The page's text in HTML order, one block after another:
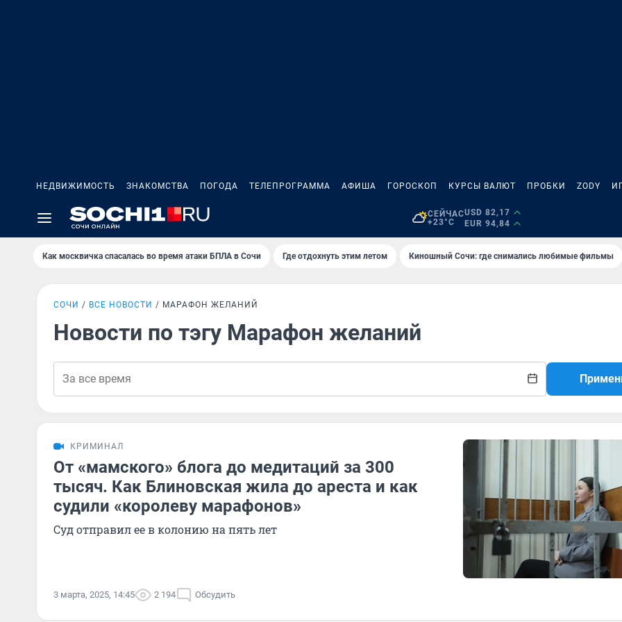
НЕДВИЖИМОСТЬ ЗНАКОМСТВА ПОГОДА ТЕЛЕПРОГРАММА АФИША ГОРОСКОП КУРСЫ ВАЛЮТ ПРОБКИ ZODY
СЕЙЧАС
+23°C
USD 82,17
EUR 94,84
Как москвичка спасалась во время атаки БПЛА в Сочи Где отдохнуть этим летом Киношный Сочи: где снимались любимые фильмы
СОЧИ ВСЕ НОВОСТИ МАРАФОН ЖЕЛАНИЙ
Новости по тэгу Марафон желаний
КРИМИНАЛ
От «мамского» блога до медитаций за 300
тысяч. Как Блиновская жила до ареста и как
судили «королеву марафонов»
Суд отправил ее в колонию на пять лет
3 марта, 2025, 14:45 2 194 Обсудить